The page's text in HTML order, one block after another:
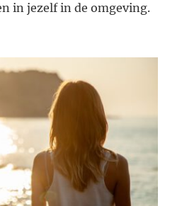
in jezelf in de omgeving.